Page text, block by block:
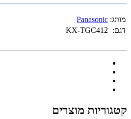
מותג: Panasonic
דגם:
KX-TGC412
קטגוריות מוצרים